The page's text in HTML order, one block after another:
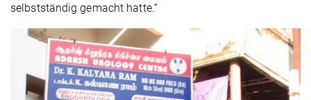
selbstständig gemacht hatte.“